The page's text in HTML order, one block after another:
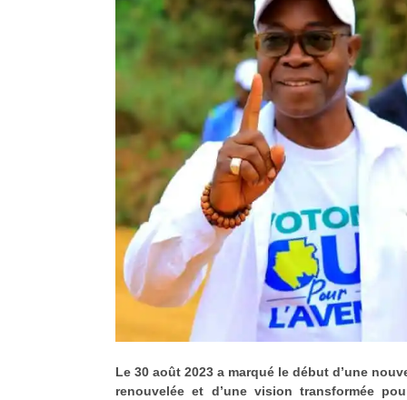
Le 30 août 2023 a marqué le début d’une
renouvelée et d’une vision transformée